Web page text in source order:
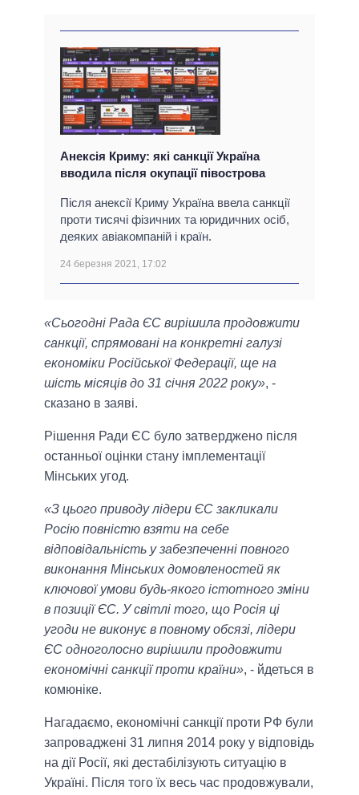
Анексія Криму: які санкції Україна
вводила після окупації півострова
Після анексії Криму Україна ввела санкції
проти тисячі фізичних та юридичних осіб,
деяких авіакомпаній і країн.
24 березня 2021, 17:02
«Сьогодні Рада ЄС вирішила продовжити
санкції, спрямовані на конкретні галузі
економіки Російської Федерації, ще на
шість місяців до 31 січня 2022 року», -
сказано в заяві.
Рішення Ради ЄС було затверджено після
останньої оцінки стану імплементації
Мінських угод.
«З цього приводу лідери ЄС закликали
Росію повністю взяти на себе
відповідальність у забезпеченні повного
виконання Мінських домовленостей як
ключової умови будь-якого істотного зміни
в позиції ЄС. У світлі того, що Росія ці
угоди не виконує в повному обсязі, лідери
ЄС одноголосно вирішили продовжити
економічні санкції проти країни», - йдеться в
комюніке.
Нагадаємо, економічні санкції проти РФ були
запроваджені 31 липня 2014 року у відповідь
на дії Росії, які дестабілізують ситуацію в
Україні. Після того їх весь час продовжували,